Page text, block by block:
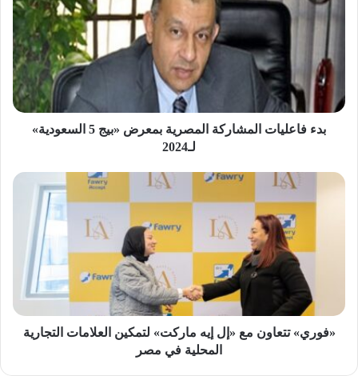
المشاركة
المصرية
بمعرض
«بيج
السعودية»
لـ2024
بدء فاعليات المشاركة المصرية بمعرض «بيج 5 السعودية»
لـ2024
«فوري»
العلامات
التجارية
المحلية
«فوري» تتعاون مع «إل إيه ماركت» لتمكين العلامات التجارية
المحلية في مصر